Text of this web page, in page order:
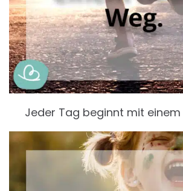
Jeder Tag beginnt mit einem